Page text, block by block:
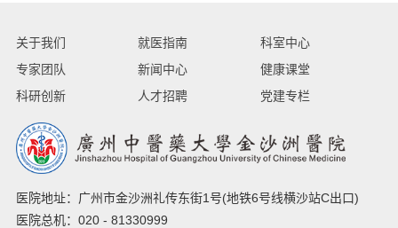
关于我们 就医指南
科室中心
专家团队
新闻中心
健康课堂
科研创新
人才招聘 党建专栏
医院地址：广州市金沙洲礼传东街1号(地铁6号线横沙站C出口)
医院总机：020 - 81330999